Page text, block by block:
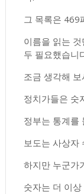
그 목록은 469
이름을 읽는
두 필요했습니
조금 생각해
정치가들은 숫
정부는 통계를
보도는 사상자
하지만 누군가
숫자는 더 이